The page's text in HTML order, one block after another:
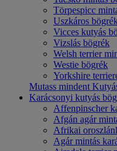
Törpespicc
Uszkáros
Vicces kutyás
Vizslás bögrék
Welsh terrier
Westie bögrék
Yorkshire
Mutass mindent
Karácsonyi kutyás
Affenpinscher
Afgán agár
Afrikai
Agár mintás